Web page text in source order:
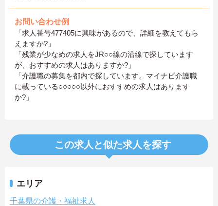
お問い合わせ例
「求人番号477405に興味があるので、詳細を教えてもら
えますか?」
「残業が少なめの求人をJR○○線の沿線で探しています
が、おすすめの求人はありますか?」
「介護職の募集を都内で探しています。マイナビ介護職
に載っている○○○○○以外におすすめの求人はあります
か?」
この求人と似た求人を探す
エリア
千葉県の介護・福祉求人